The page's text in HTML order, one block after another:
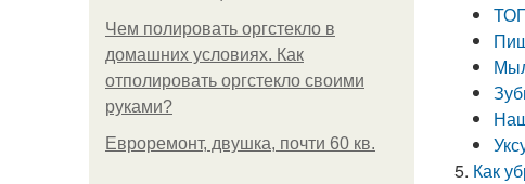
Чем полировать оргстекло в
домашних условиях. Как
отполировать оргстекло своими
руками?
Евроремонт, двушка, почти 60 кв.
Как